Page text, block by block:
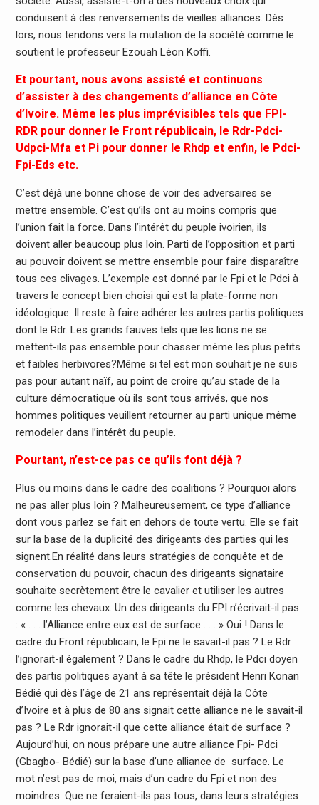
conduisent à des renversements de vieilles alliances. Dès
lors, nous tendons vers la mutation de la société comme le
soutient le professeur Ezouah Léon Koffi.
Et pourtant, nous avons assisté et continuons
d’assister à des changements d’alliance en Côte
d’Ivoire. Même les plus imprévisibles tels que FPI-
RDR pour donner le Front républicain, le Rdr-Pdci-
Udpci-Mfa et Pi pour donner le Rhdp et enfin, le Pdci-
Fpi-Eds etc.
C’est déjà une bonne chose de voir des adversaires se
mettre ensemble. C’est qu’ils ont au moins compris que
l’union fait la force. Dans l’intérêt du peuple ivoirien, ils
doivent aller beaucoup plus loin. Parti de l’opposition et parti
au pouvoir doivent se mettre ensemble pour faire disparaître
tous ces clivages. L’exemple est donné par le Fpi et le Pdci à
travers le concept bien choisi qui est la plate-forme non
idéologique. Il reste à faire adhérer les autres partis politiques
dont le Rdr. Les grands fauves tels que les lions ne se
mettent-ils pas ensemble pour chasser même les plus petits
et faibles herbivores?Même si tel est mon souhait je ne suis
pas pour autant naïf, au point de croire qu’au stade de la
culture démocratique où ils sont tous arrivés, que nos
hommes politiques veuillent retourner au parti unique même
remodeler dans l’intérêt du peuple.
Pourtant, n’est-ce pas ce qu’ils font déjà ?
Plus ou moins dans le cadre des coalitions ? Pourquoi alors
ne pas aller plus loin ? Malheureusement, ce type d’alliance
dont vous parlez se fait en dehors de toute vertu. Elle se fait
sur la base de la duplicité des dirigeants des parties qui les
signent.En réalité dans leurs stratégies de conquête et de
conservation du pouvoir, chacun des dirigeants signataire
souhaite secrètement être le cavalier et utiliser les autres
comme les chevaux. Un des dirigeants du FPI n’écrivait-il pas
: « . . . l’Alliance entre eux est de surface . . . » Oui ! Dans le
cadre du Front républicain, le Fpi ne le savait-il pas ? Le Rdr
l’ignorait-il également ? Dans le cadre du Rhdp, le Pdci doyen
des partis politiques ayant à sa tête le président Henri Konan
Bédié qui dès l’âge de 21 ans représentait déjà la Côte
d’Ivoire et à plus de 80 ans signait cette alliance ne le savait-il
pas ? Le Rdr ignorait-il que cette alliance était de surface ?
Aujourd’hui, on nous prépare une autre alliance Fpi- Pdci
(Gbagbo- Bédié) sur la base d’une alliance de surface. Le
mot n’est pas de moi, mais d’un cadre du Fpi et non des
moindres. Que ne feraient-ils pas tous, dans leurs stratégies